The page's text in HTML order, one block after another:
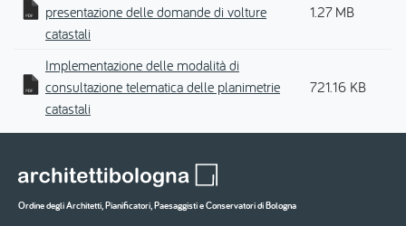
presentazione delle domande di volture
catastali
1.27 MB
Implementazione delle modalità di
consultazione telematica delle planimetrie
catastali
721.16 KB
Ordine degli Architetti, Pianificatori, Paesaggisti e Conservatori di Bologna